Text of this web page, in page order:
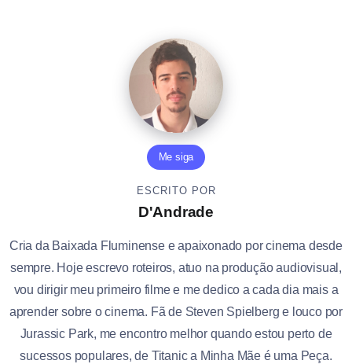
Me siga
ESCRITO POR
D'Andrade
Cria da Baixada Fluminense e apaixonado por cinema desde
sempre. Hoje escrevo roteiros, atuo na produção audiovisual,
vou dirigir meu primeiro filme e me dedico a cada dia mais a
aprender sobre o cinema. Fã de Steven Spielberg e louco por
Jurassic Park, me encontro melhor quando estou perto de
sucessos populares, de Titanic a Minha Mãe é uma Peça.